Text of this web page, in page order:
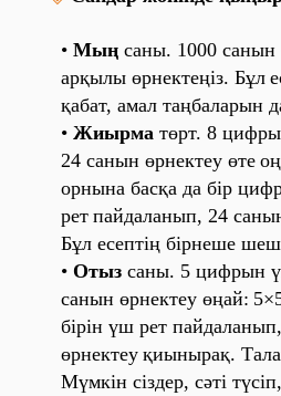
• Мың саны. 1000 санын
арқылы өрнектеңіз. Бұл
қабат, амал таңбаларын
• Жиырма төрт. 8
24 санын өрнектеу өте
орнына басқа да бір
рет пайдаланып, 24
Бұл есептің бірнеше
• Отыз саны. 5 цифрын
санын өрнектеу өңай:
бірін үш рет
өрнектеу қиынырақ.
Мүмкін сіздер, сәті